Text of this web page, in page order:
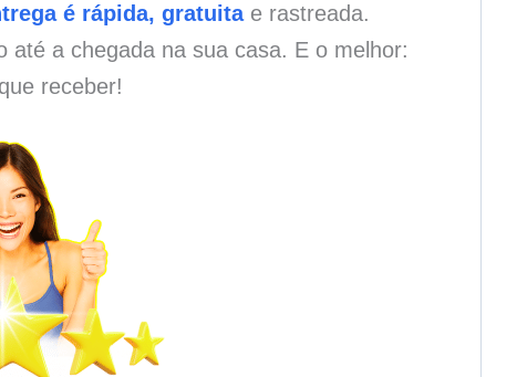
é rápida, gratuitae rastreada.
até a chegada na sua casa. E o melhor:
receber!